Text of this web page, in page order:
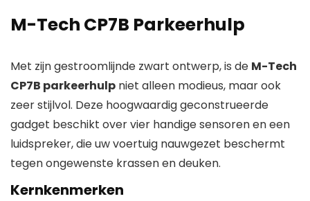
M-Tech CP7B Parkeerhulp
Met zijn gestroomlijnde zwart ontwerp, is de M-Tech
CP7B parkeerhulp niet alleen modieus, maar ook
zeer stijlvol. Deze hoogwaardig geconstrueerde
gadget beschikt over vier handige sensoren en een
luidspreker, die uw voertuig nauwgezet beschermt
tegen ongewenste krassen en deuken.
Kernkenmerken